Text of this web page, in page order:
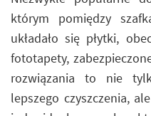
którym pomiędzy
układało się płytki,
fototapety,
rozwiązania to nie
lepszego czyszczenia,